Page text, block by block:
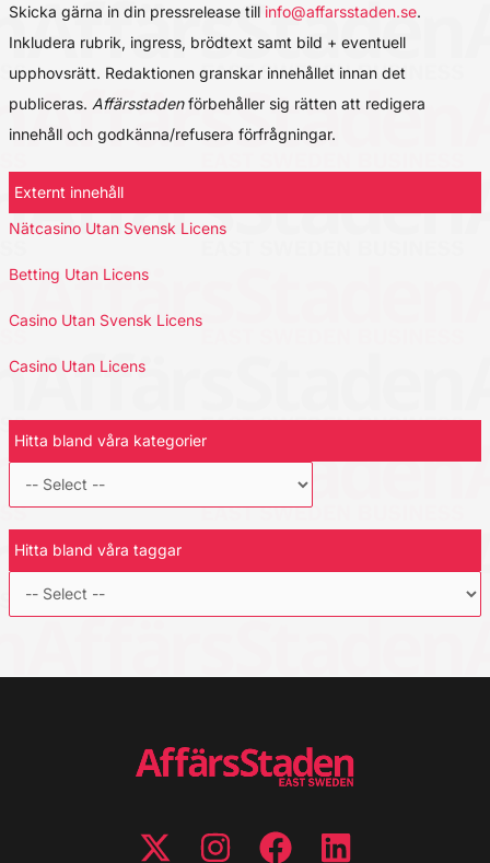
Skicka gärna in din pressrelease till info@affarsstaden.se.
Inkludera rubrik, ingress, brödtext samt bild + eventuell
upphovsrätt. Redaktionen granskar innehållet innan det
publiceras. Affärsstadenförbehåller sig rätten att redigera
innehåll och godkänna/refusera förfrågningar.
Externt innehåll
Nätcasino Utan Svensk Licens
Betting Utan Licens
Casino Utan Svensk Licens
Casino Utan Licens
Hitta bland våra kategorier
Hitta bland våra taggar